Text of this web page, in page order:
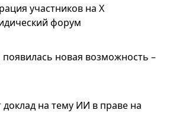
участников на X
форум
появилась новая возможность –
доклад на тему ИИ в праве на